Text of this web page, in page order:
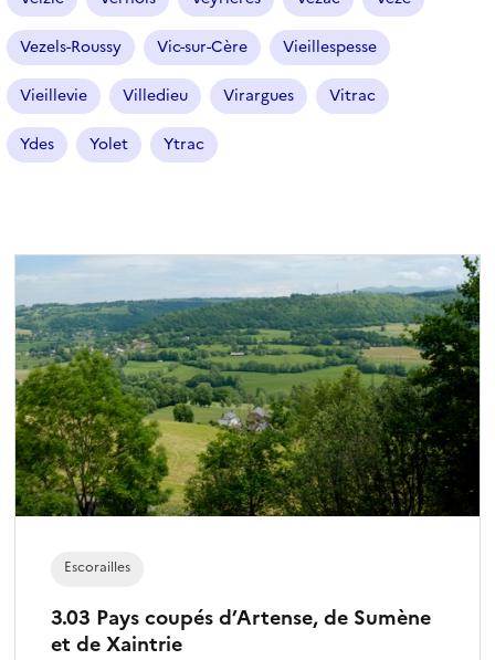
Vezels-Roussy Vic-sur-Cère Vieillespesse
Vieillevie Villedieu Virargues Vitrac
Ydes Yolet Ytrac
3.03 Pays coupés d’Artense, de Sumène
et de Xaintrie
Escorailles